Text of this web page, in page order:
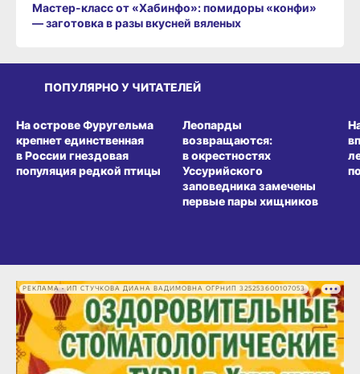
Мастер-класс от «Хабинфо»: помидоры «конфи»
— заготовка в разы вкусней вяленых
ПОПУЛЯРНО У ЧИТАТЕЛЕЙ
На острове Фуругельма
крепнет единственная
в России гнездовая
популяция редкой птицы
Леопарды
возвращаются:
в окрестностях
Уссурийского
заповедника замечены
первые пары хищников
РЕКЛАМА • ИП СТУЧКОВА ДИАНА ВАДИМОВНА ОГРНИП 325253600107053